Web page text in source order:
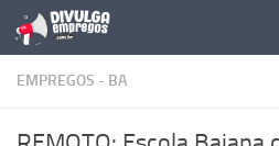
Skip to content
EMPREGOS - BA